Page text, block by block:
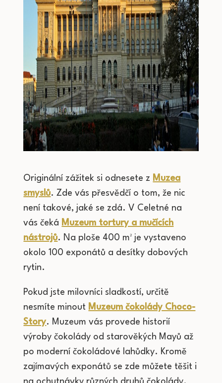
Originální zážitek si odnesete z Muzea
smyslů. Zde vás přesvědčí o tom, že nic
není takové, jaké se zdá. V Celetné na
vás čeká Muzeum tortury a mučících
nástrojů. Na ploše 400 m² je vystaveno
okolo 100 exponátů a desítky dobových
rytin.
Pokud jste milovníci sladkostí, určitě
nesmíte minout Muzeum čokolády Choco-
Story. Muzeum vás provede historií
výroby čokolády od starověkých Mayů až
po moderní čokoládové lahůdky. Kromě
zajímavých exponátů se zde můžete těšit i